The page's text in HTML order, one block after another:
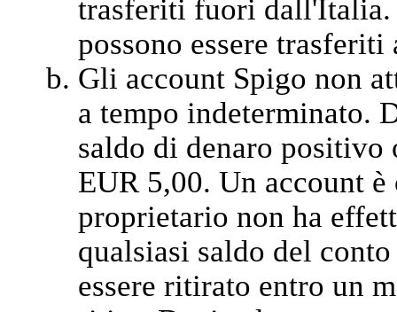
trasferiti fuori dall'Italia.
possono essere
Gli account Spigo non
a tempo indeterminato.
saldo di denaro positivo
EUR 5,00. Un account
proprietario non ha
qualsiasi saldo del
essere ritirato entro un